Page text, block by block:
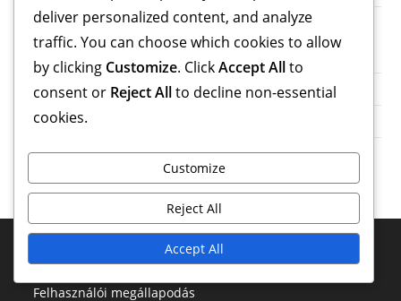
Archívum
March 2026
February 2026
Felhasználói megállapodás
deliver personalized content, and analyze
traffic. You can choose which cookies to allow
by clicking Customize. ClickAccept Allto
consent or Reject Allto decline non-essential
cookies.
Customize
Reject All
Accept All